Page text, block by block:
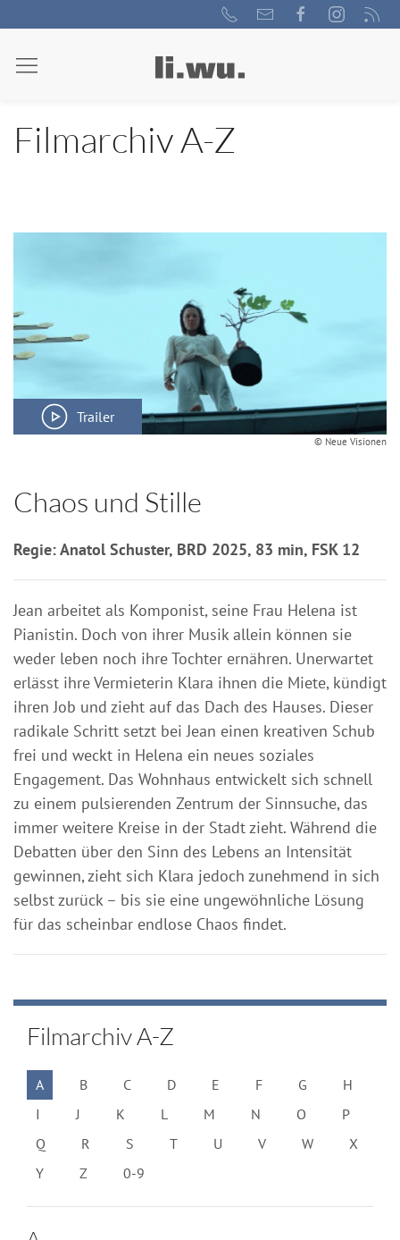
Filmarchiv A-Z
Trailer
© Neue Visionen
Chaos und Stille
Regie: Anatol Schuster, BRD 2025, 83 min, FSK 12
Jean arbeitet als Komponist, seine Frau Helena ist
Pianistin. Doch von ihrer Musik allein können sie
weder leben noch ihre Tochter ernähren. Unerwartet
erlässt ihre Vermieterin Klara ihnen die Miete, kündigt
ihren Job und zieht auf das Dach des Hauses. Dieser
radikale Schritt setzt bei Jean einen kreativen Schub
frei und weckt in Helena ein neues soziales
Engagement. Das Wohnhaus entwickelt sich schnell
zu einem pulsierenden Zentrum der Sinnsuche, das
immer weitere Kreise in der Stadt zieht. Während die
Debatten über den Sinn des Lebens an Intensität
gewinnen, zieht sich Klara jedoch zunehmend in sich
selbst zurück – bis sie eine ungewöhnliche Lösung
für das scheinbar endlose Chaos findet.
Filmarchiv A-Z
A B C D E F G
H
I
J K L M N O
P
Q
R S T U V W
X
Y
Z 0-9